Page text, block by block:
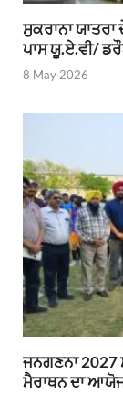
ਸੁਕਰਾਨਾ
ਪਾਸ ਯੂ.ਏ.ਵੀ/
8 May 2026
ਜਨਗਣਨਾ 2027
ਮੈਰਾਥਨ ਦਾ